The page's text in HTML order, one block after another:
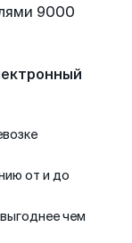
9000
от и до
чем